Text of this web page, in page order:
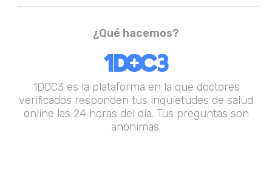
¿Qué hacemos?
1DOC3 es la plataforma en la que doctores
verificados responden tus inquietudes de salud
online las 24 horas del día. Tus preguntas son
anónimas.